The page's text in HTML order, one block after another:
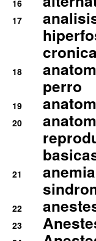
16
17
cronica
18
perro
19
20
21
22
23